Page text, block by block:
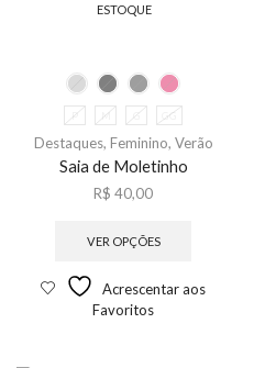
ESTOQUE
P M GG
Destaques, Feminino, Verão
Saia de Moletinho
R$ 40,00
VER OPÇÕES
Acrescentar aos
Favoritos